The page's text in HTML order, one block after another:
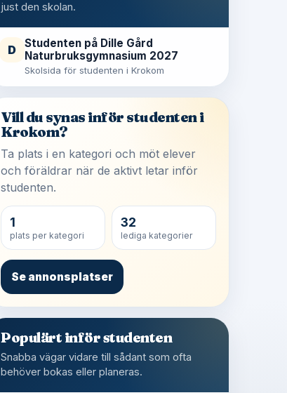
just den skolan.
D
Studenten på Dille Gård
Naturbruksgymnasium 2027
Skolsida för studenten i Krokom
Vill du synas inför studenten i
Krokom?
Ta plats i en kategori och möt elever
och föräldrar när de aktivt letar inför
studenten.
1
plats per kategori
32
lediga kategorier
Se annonsplatser
Populärt inför studenten
Snabba vägar vidare till sådant som ofta
behöver bokas eller planeras.